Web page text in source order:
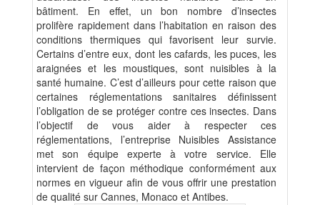
bâtiment. En effet, un bon nombre d’insectes
prolifère rapidement dans l’habitation en raison des
conditions thermiques qui favorisent leur survie.
Certains d’entre eux, dont les cafards, les puces, les
araignées et les moustiques, sont nuisibles à la
santé humaine. C’est d’ailleurs pour cette raison que
certaines réglementations sanitaires définissent
l’obligation de se protéger contre ces insectes. Dans
l’objectif de vous aider à respecter ces
réglementations, l’entreprise Nuisibles Assistance
met son équipe experte à votre service. Elle
intervient de façon méthodique conformément aux
normes en vigueur afin de vous offrir une prestation
de qualité sur Cannes, Monaco et Antibes.